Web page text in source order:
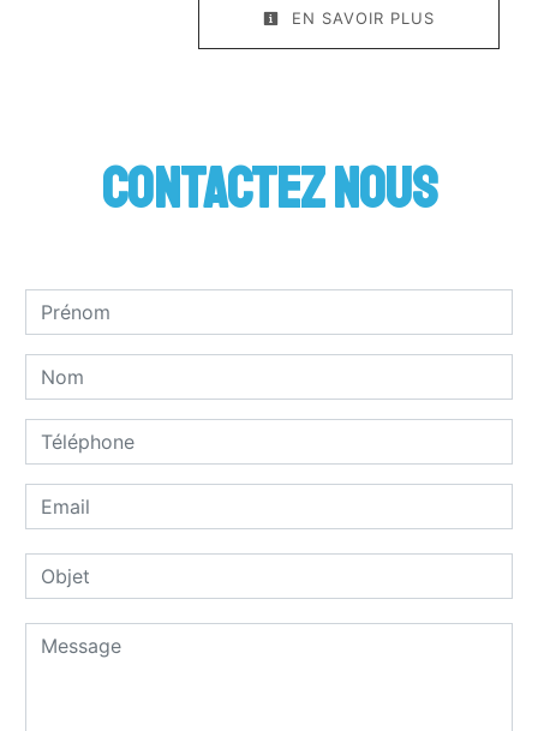
EN SAVOIR PLUS
Contactez nous